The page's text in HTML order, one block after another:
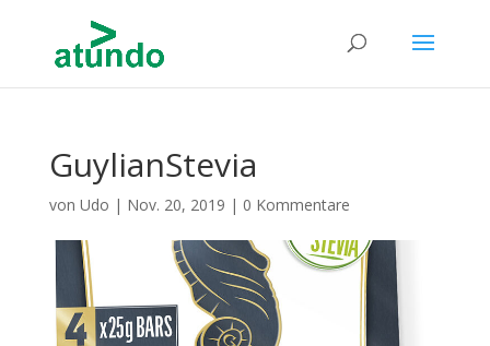
GuylianStevia
von Udo | Nov. 20, 2019 | 0 Kommentare